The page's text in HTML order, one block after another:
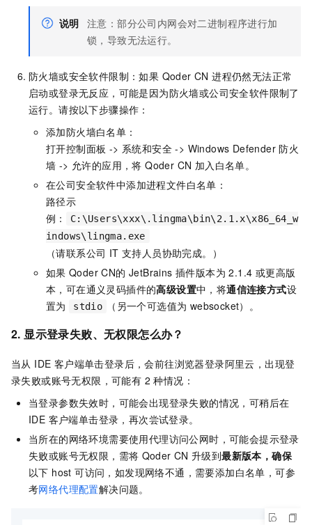
说明 注意：部分公司内网会对二进制程序进行加
锁，导致无法运行。
防火墙或安全软件限制：如果 Qoder CN 进程仍然无法正常
启动或登录无反应，可能是因为防火墙或公司安全软件限制了
运行。请按以下步骤操作：
添加防火墙白名单：
打开控制面板 -> 系统和安全 -> Windows Defender 防火
墙 -> 允许的应用，将 Qoder CN 加入白名单。
在公司安全软件中添加进程文件白名单：
路径示
例：
C:\Users\xxx\.lingma\bin\2.1.x\x86_64_w
indows\lingma.exe
（请联系公司 IT 支持人员协助完成。）
如果 Qoder CN的 JetBrains 插件版本为 2.1.4 或更高版
本，可在通义灵码插件的高级设置中，将通信连接方式设
置为
stdio （另一个可选值为 websocket）。
2. 显示登录失败、无权限怎么办？
当从 IDE 客户端单击登录后，会前往浏览器登录阿里云，出现登
录失败或账号无权限，可能有 2 种情况：
当登录参数失效时，可能会出现登录失败的情况，可稍后在
IDE 客户端单击登录，再次尝试登录。
当所在的网络环境需要使用代理访问公网时，可能会提示登录
失败或账号无权限，需将 Qoder CN 升级到最新版本，确保
以下 host 可访问，如发现网络不通，需要添加白名单，可参
考网络代理配置解决问题。